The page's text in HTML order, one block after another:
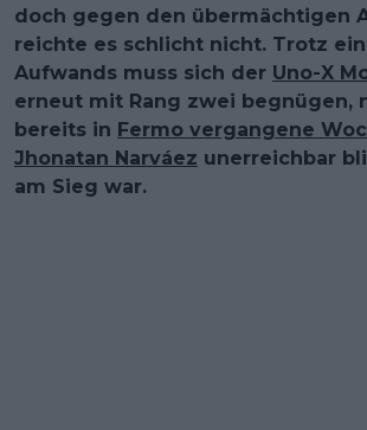
doch gegen den übermächtigen
reichte es schlicht nicht. Trotz
Aufwands muss sich der Uno-X
erneut mit Rang zwei begnügen,
bereits in Fermo vergangene
Jhonatan Narváez unerreichbar
am Sieg war.